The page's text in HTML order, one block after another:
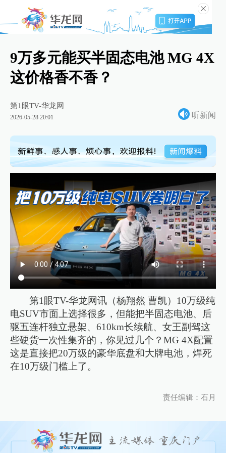
9万多元能买半固态电池 MG 4X
这价格香不香？
第1眼TV-华龙网
2026-05-28 20:01 听新闻
第1眼TV-华龙网讯（杨翔然 曹凯）10万级纯
电SUV市面上选择很多，但能把半固态电池、后
驱五连杆独立悬架、610km长续航、女王副驾这
些硬货一次性集齐的，你见过几个？MG 4X配置
这是直接把20万级的豪华底盘和大牌电池，焊死
在10万级门槛上了。
责任编辑：石月